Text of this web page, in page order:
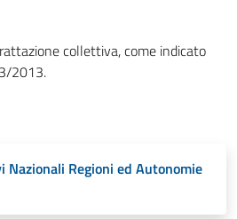
collettiva, come indicato
2013.
Regioni ed Autonomie